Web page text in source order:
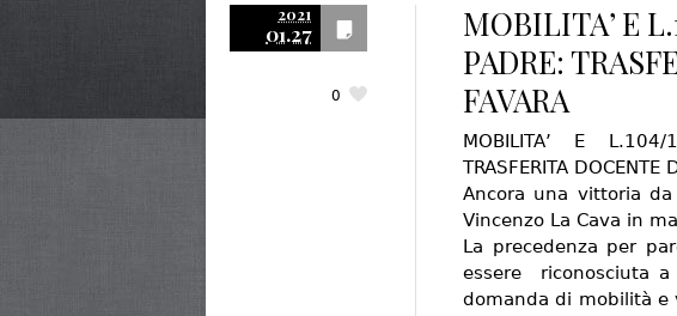
2021
01.27
0
MOBILITA’ E
PADRE:
FAVARA
MOBILITA’ E L.104/
TRASFERITA DOCENTE
Ancora una vittoria
Vincenzo La Cava in
La precedenza per
essere riconosciuta
domanda di mobilità e